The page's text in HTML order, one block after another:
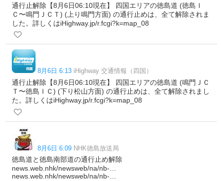
通行止解除【8月6日06:10現在】 四国エリアの徳島道 (徳島Ｉ
Ｃ〜鳴門ＪＣＴ) (上り鳴門方面) の通行止めは、全て解除されま
した。詳しくはiHighway.jp/r.fcgi?k=map_08
8月6日 6:13 iHighway 交通情報（四国）
通行止解除【8月6日06:10現在】 四国エリアの徳島道 (鳴門ＪＣ
Ｔ〜徳島ＩＣ) (下り松山方面) の通行止めは、全て解除されまし
た。詳しくはiHighway.jp/r.fcgi?k=map_08
8月6日 6:09 NHK徳島放送局
徳島道と徳島南部道の通行止め解除
news.web.nhk/newsweb/na/nb-…
news.web.nhk/newsweb/na/nb-…